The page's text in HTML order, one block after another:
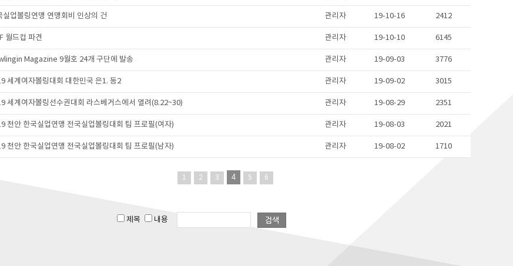
실업볼링연맹 연맹회비 인상의 건 관리자 19-10-16 2412
월드컵 파견 관리자 19-10-10 6145
Magazine 9월호 24개 구단에 발송 관리자 19-09-03 3776
세계여자볼링대회 대한민국 은1. 동2 관리자 19-09-02 3015
세계여자볼링선수권대회 라스베거스에서 열려(8.22~30) 관리자 19-08-29 2351
천안 한국실업연맹 전국실업볼링대회 팀 프로필(여자) 관리자 19-08-03 2021
천안 한국실업연맹 전국실업볼링대회 팀 프로필(남자) 관리자 19-08-02 1710
1 2 3 4 5 6
제목 내용